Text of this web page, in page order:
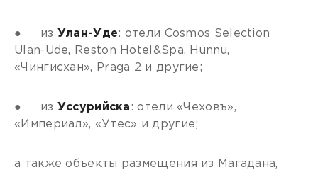
● из Улан-Уде: отели Cosmos Selection
Ulan-Ude, Reston Hotel&Spa, Hunnu,
«Чингисхан», Praga 2 и другие;
● из Уссурийска : отели «Чеховъ»,
«Империал», «Утес» и другие;
а также объекты размещения из Магадана,